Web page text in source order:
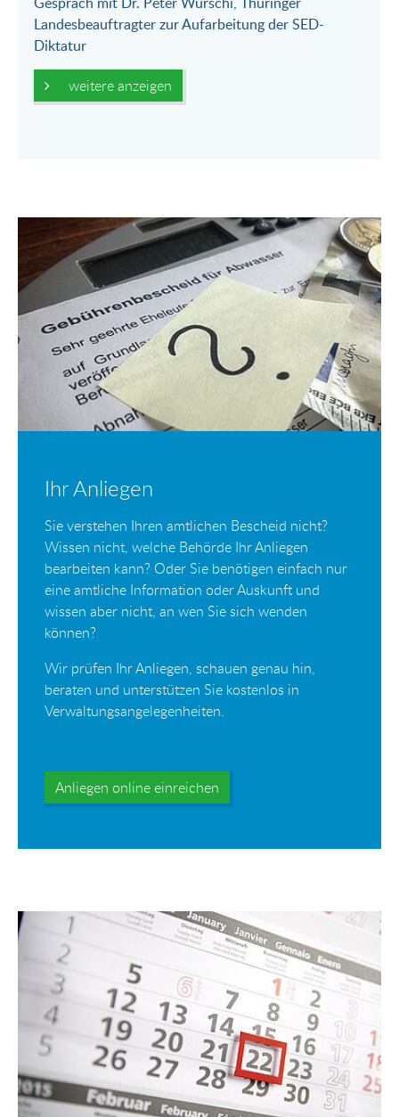
Landesbeauftragter zur Aufarbeitung der SED-
Diktatur
weitere anzeigen
Ihr Anliegen
Sie verstehen Ihren amtlichen Bescheid nicht?
Wissen nicht, welche Behörde Ihr Anliegen
bearbeiten kann? Oder Sie benötigen einfach nur
eine amtliche Information oder Auskunft und
wissen aber nicht, an wen Sie sich wenden
können?
Wir prüfen Ihr Anliegen, schauen genau hin,
beraten und unterstützen Sie kostenlos in
Verwaltungsangelegenheiten.
Anliegen online einreichen